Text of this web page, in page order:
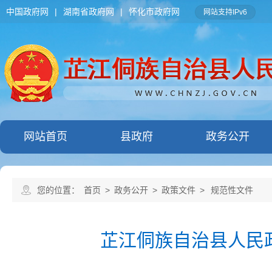
中国政府网 | 湖南省政府网 | 怀化市政府网 网站支持IPv6
网站首页 县政府 政务公开
您的位置： 首页 > 政务公开 > 政策文件 > 规范性文件
芷江侗族自治县人